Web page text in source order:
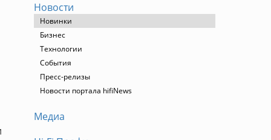
Новости
Новинки
Бизнес
Технологии
События
Пресс-релизы
Новости портала hifiNews
Медиа